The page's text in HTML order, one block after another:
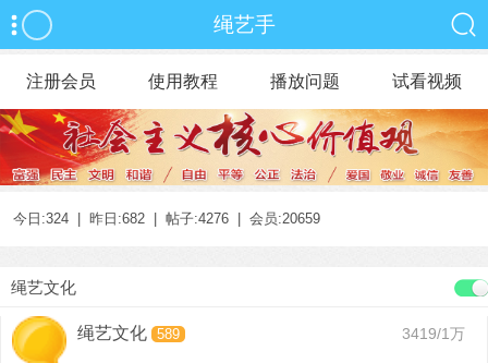
绳艺手
注册会员 使用教程 播放问题 试看视频
今日:324 | 昨日:682 | 帖子:4276 | 会员:20659
绳艺文化
绳艺文化 589 3419/1万